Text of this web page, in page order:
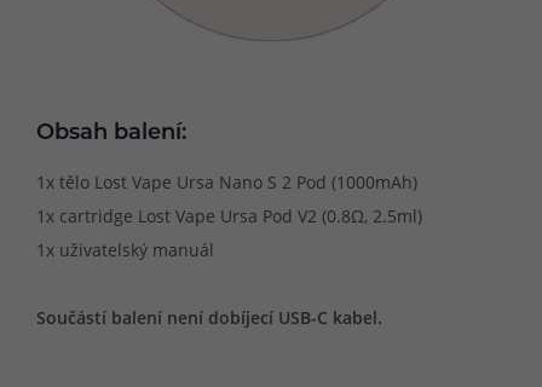
Obsah balení:
1x tělo Lost Vape Ursa Nano S 2 Pod (1000mAh)
1x cartridge Lost Vape Ursa Pod V2 (0.8Ω, 2.5ml)
1x uživatelský manuál
Součástí balení není dobíjecí USB-C kabel.